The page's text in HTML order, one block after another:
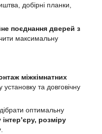
добірні планки,
поєднання дверей з
максимальну
міжкімнатних
та довговічну
оптимальну
розміру